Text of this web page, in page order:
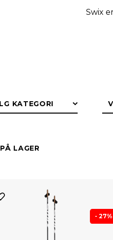
Swix
PÅ LAGER
- 27%